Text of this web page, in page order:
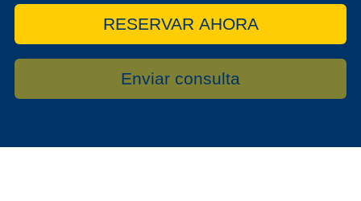
RESERVAR AHORA
Enviar consulta